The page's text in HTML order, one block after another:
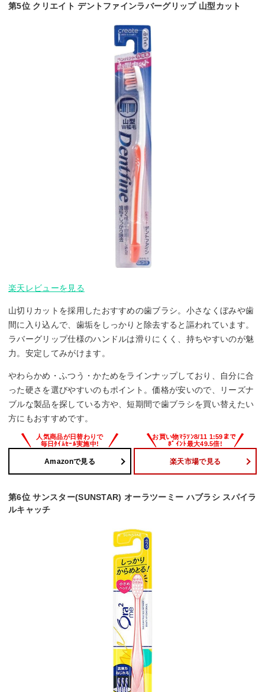
第5位 クリエイト デントファインラバーグリップ 山型カット
楽天レビューを見る
山切りカットを採用したおすすめの歯ブラシ。小さなくぼみや歯
間に入り込んで、歯垢をしっかりと除去すると謳われています。
ラバーグリップ仕様のハンドルは滑りにくく、持ちやすいのが魅
力。安定してみがけます。
やわらかめ・ふつう・かためをラインナップしており、自分に合
った硬さを選びやすいのもポイント。価格が安いので、リーズナ
ブルな製品を探している方や、短期間で歯ブラシを買い替えたい
方にもおすすめです。
Amazonで見る 楽天市場で見る
第6位 サンスター(SUNSTAR) オーラツーミー ハブラシ スパイラ
ルキャッチ